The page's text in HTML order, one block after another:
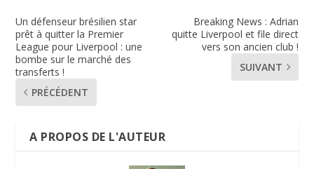
Un défenseur brésilien star
prêt à quitter la Premier
League pour Liverpool : une
bombe sur le marché des
transferts !
PRÉCÉDENT
Breaking News : Adrian
quitte Liverpool et file direct
vers son ancien club !
SUIVANT
A PROPOS DE L'AUTEUR